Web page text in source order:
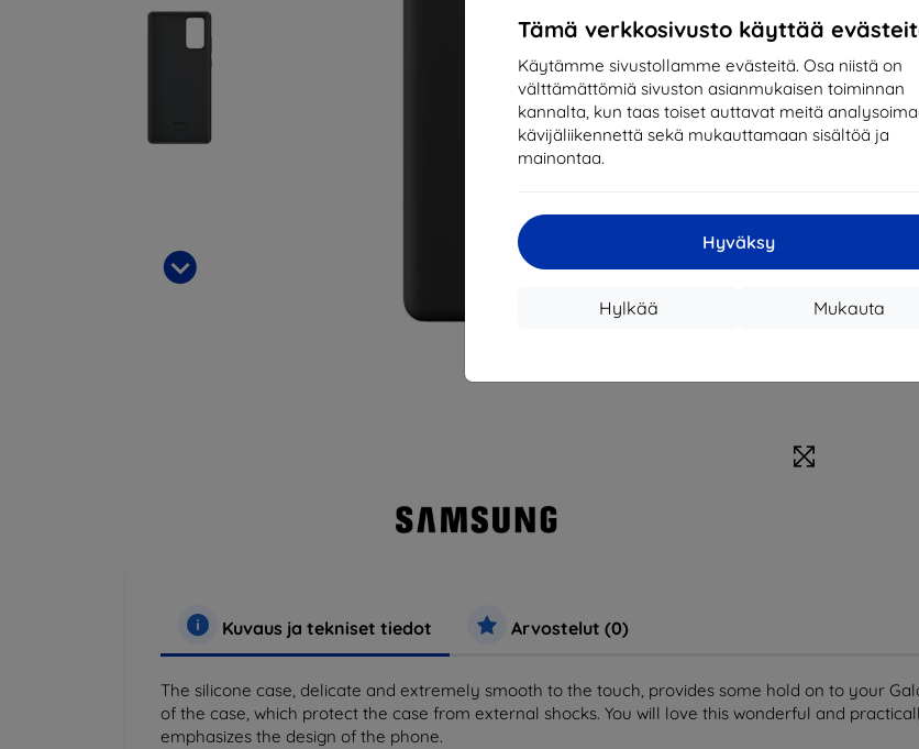
Tämä verkkosivusto käyttää
Käytämme sivustollamme evästeitä. Osa niistä on
välttämättömiä sivuston asianmukaisen toiminnan
kannalta, kun taas toiset auttavat meitä
kävijäliikennettä sekä mukauttamaan sisältöä ja
mainontaa.
Hyväksy
Mukauta
Hylkää
EAN
Kuvaus ja tekniset tiedot Arvostelut (0)
The silicone case, delicate and extremely smooth to the touch, provides some hold on to your
of the case, which protect the case from external shocks. You will love this wonderful and
emphasizes the design of the phone.